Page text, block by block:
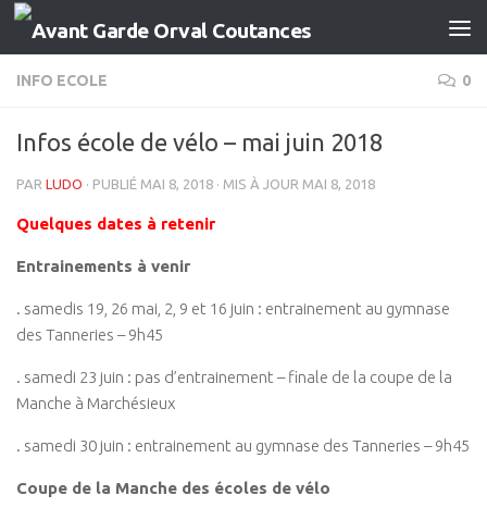
Skip to content
INFO ECOLE 0
Infos école de vélo – mai juin 2018
PAR LUDO · PUBLIÉ MAI 8, 2018 · MIS À JOUR MAI 8, 2018
Quelques dates à retenir
Entrainements à venir
. samedis 19, 26 mai, 2, 9 et 16 juin : entrainement au gymnase
des Tanneries – 9h45
. samedi 23 juin : pas d’entrainement – finale de la coupe de la
Manche à Marchésieux
. samedi 30 juin : entrainement au gymnase des Tanneries – 9h45
Coupe de la Manche des écoles de vélo